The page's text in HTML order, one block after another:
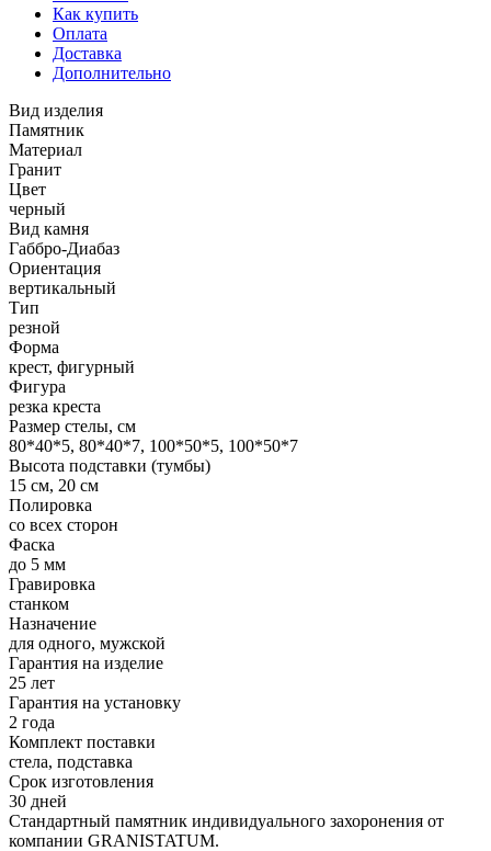
Как купить
Оплата
Доставка
Дополнительно
Вид изделия
Памятник
Материал
Гранит
Цвет
черный
Вид камня
Габбро-Диабаз
Ориентация
вертикальный
Тип
резной
Форма
крест, фигурный
Фигура
резка креста
Размер стелы, см
80*40*5, 80*40*7, 100*50*5, 100*50*7
Высота подставки (тумбы)
15 см, 20 см
Полировка
со всех сторон
Фаска
до 5 мм
Гравировка
станком
Назначение
для одного, мужской
Гарантия на изделие
25 лет
Гарантия на установку
2 года
Комплект поставки
стела, подставка
Срок изготовления
30 дней
Стандартный памятник индивидуального захоронения от
компании GRANISTATUM.